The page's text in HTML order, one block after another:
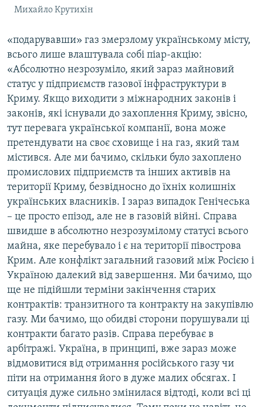
Михайло Крутихін
«подарувавши» газ змерзлому українському місту,
всього лише влаштувала собі піар-акцію:
«Абсолютно незрозуміло, який зараз майновий
статус у підприємств газової інфраструктури в
Криму. Якщо виходити з міжнародних законів і
законів, які існували до захоплення Криму, звісно,
тут перевага української компанії, вона може
претендувати на своє сховище і на газ, який там
містився. Але ми бачимо, скільки було захоплено
промислових підприємств та інших активів на
території Криму, безвідносно до їхніх колишніх
українських власників. І зараз випадок Генічеська
– це просто епізод, але не в газовій війні. Справа
швидше в абсолютно незрозумілому статусі всього
майна, яке перебувало і є на території півострова
Крим. Але конфлікт загальний газовий між Росією і
Україною далекий від завершення. Ми бачимо, що
ще не підійшли терміни закінчення старих
контрактів: транзитного та контракту на закупівлю
газу. Ми бачимо, що обидві сторони порушували ці
контракти багато разів. Справа перебуває в
арбітражі. Україна, в принципі, вже зараз може
відмовитися від отримання російського газу чи
піти на отримання його в дуже малих обсягах. І
ситуація дуже сильно змінилася відтоді, коли всі ці